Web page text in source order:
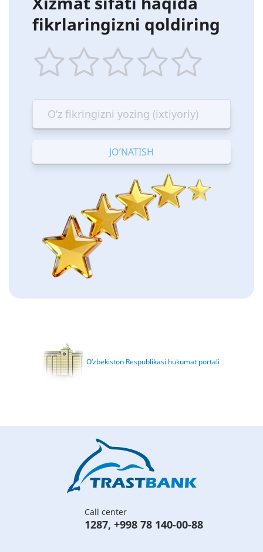
fikrlaringizni qoldiring
star
Terrible
stars
—
Bad
stars
—
OK
stars
—
Good
stars
—
Excellent
O‘zbekiston Respublikasi hukumat portali
Call center
1287, +998 78 140-00-88